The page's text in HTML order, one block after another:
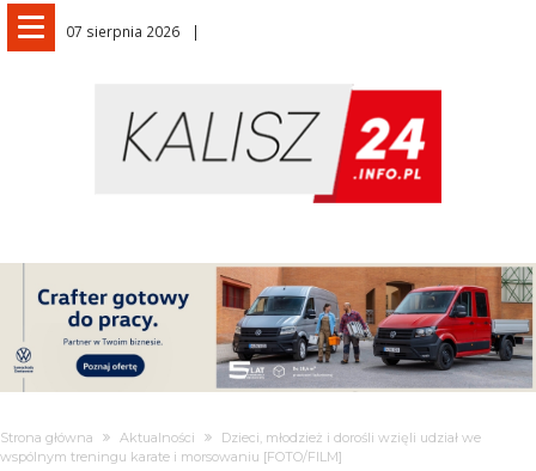
07 sierpnia 2026
Strona główna Aktualności
Dzieci, młodzież i dorośli wzięli udział we
wspólnym treningu karate i morsowaniu [FOTO/FILM]